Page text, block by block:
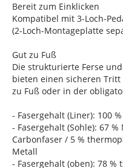
Bereit zum Einklicken
Kompatibel mit 3-Loch-
(2-Loch-Montageplatte
Gut zu Fuß
Die strukturierte Ferse
bieten einen sicheren
zu Fuß oder in der
- Fasergehalt (Liner): 100
- Fasergehalt (Sohle): 67
Carbonfaser / 5 %
Metall
- Fasergehalt (oben): 78